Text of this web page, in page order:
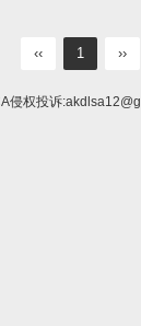
‹‹ 1 ››
侵权投诉: